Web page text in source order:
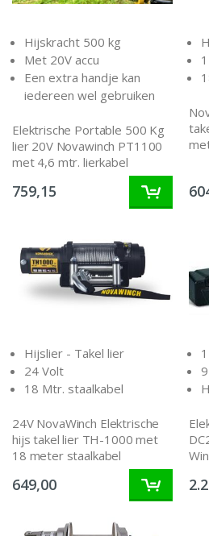
Hijskracht 500 kg
Met 20V accu
Een extra handje kan
iedereen wel gebruiken
Elektrische Portable 500 Kg
lier 20V Novawinch PT1100
met 4,6 mtr. lierkabel
759,15
Hijslier - Takel lier
24 Volt
18 Mtr. staalkabel
24V NovaWinch Elektrische
hijs takel lier TH-1000 met
18 meter staalkabel
649,00